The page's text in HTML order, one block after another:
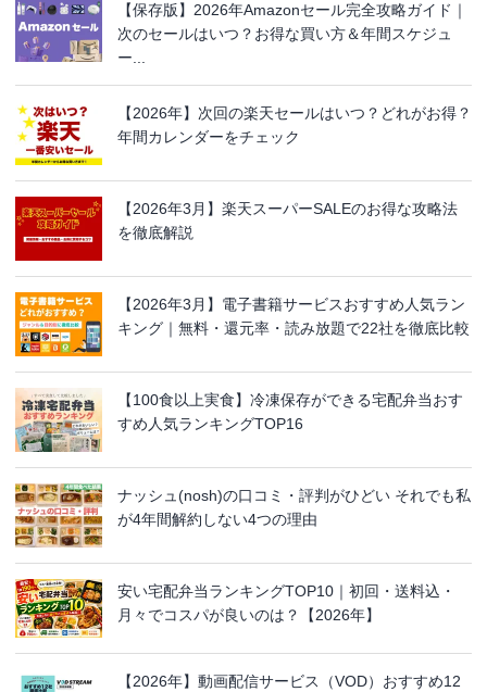
【保存版】2026年Amazonセール完全攻略ガイド｜
次のセールはいつ？お得な買い方＆年間スケジュ
ー...
【2026年】次回の楽天セールはいつ？どれがお得？
年間カレンダーをチェック
【2026年3月】楽天スーパーSALEのお得な攻略法
を徹底解説
【2026年3月】電子書籍サービスおすすめ人気ラン
キング｜無料・還元率・読み放題で22社を徹底比較
【100食以上実食】冷凍保存ができる宅配弁当おす
すめ人気ランキングTOP16
ナッシュ(nosh)の口コミ・評判がひどい それでも私
が4年間解約しない4つの理由
安い宅配弁当ランキングTOP10｜初回・送料込・
月々でコスパが良いのは？【2026年】
【2026年】動画配信サービス（VOD）おすすめ12